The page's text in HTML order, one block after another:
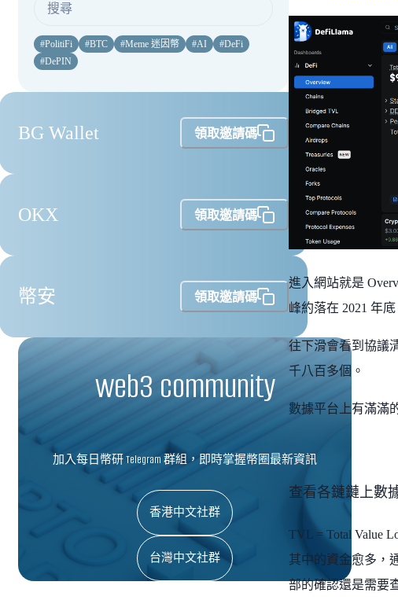
#PolitiFi #BTC #Meme 迷因幣 #AI #DeFi
#DePIN
BG Wallet 領取邀請碼
OKX 領取邀請碼
幣安 領取邀請碼
web3 community
加入每日幣研 Telegram 群組，即時掌握幣圈最新資訊
香港中文社群
台灣中文社群
進入網站就是
峰約落在 2021 年
往下滑會看到協議
千八百多個。
數據平台上有滿滿
查看各鏈鏈上數
TVL = Total Value
其中的資金愈多，
部的確認還是需要